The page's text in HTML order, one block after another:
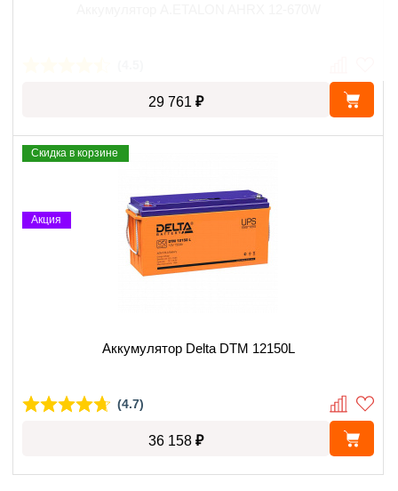
29 761 ₽
Скидка в корзине
Акция
Аккумулятор Delta DTM 12150L
(4.7)
36 158 ₽